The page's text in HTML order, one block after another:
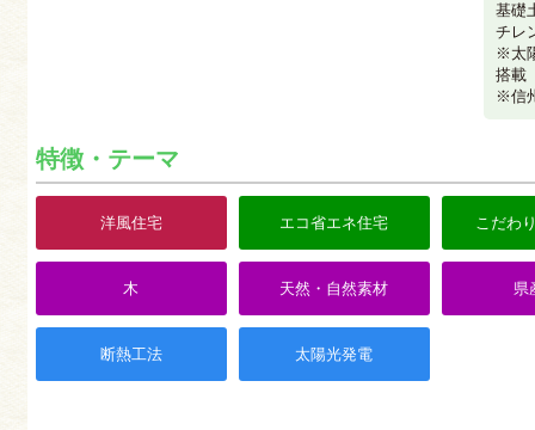
基礎
チレ
※太
搭載
※信
特徴・テーマ
洋風住宅 エコ省エネ住宅 こだわ
木 天然・自然素材 県
断熱工法 太陽光発電